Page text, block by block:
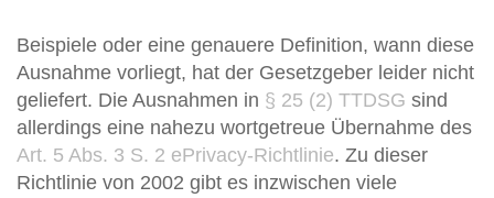
Beispiele oder eine genauere Definition, wann diese
Ausnahme vorliegt, hat der Gesetzgeber leider nicht
geliefert. Die Ausnahmen in § 25 (2) TTDSG sind
allerdings eine nahezu wortgetreue Übernahme des
Art. 5 Abs. 3 S. 2 ePrivacy-Richtlinie. Zu dieser
Richtlinie von 2002 gibt es inzwischen viele